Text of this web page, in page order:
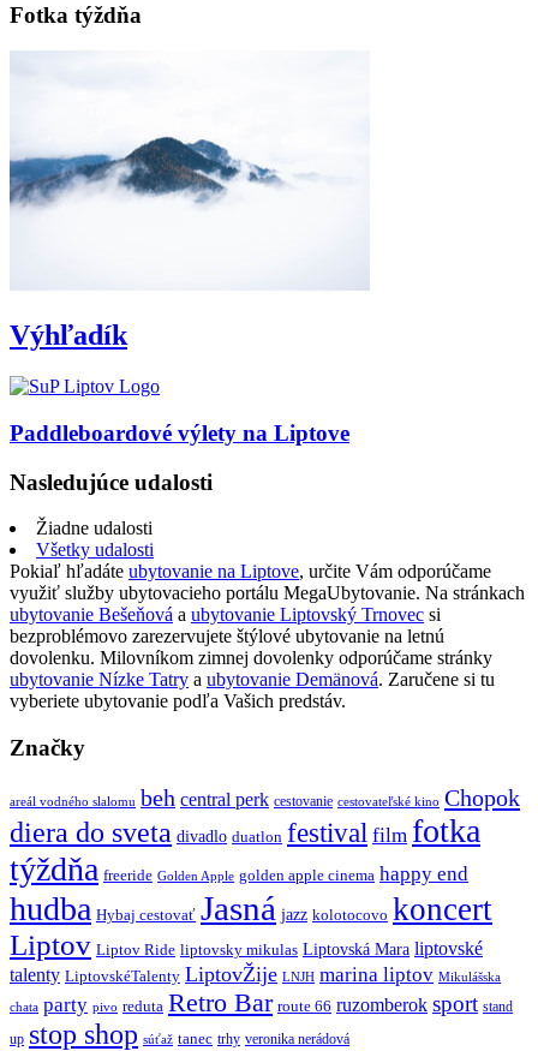
Fotka týždňa
Výhľadík
Paddleboardové výlety na Liptove
Nasledujúce udalosti
Žiadne udalosti
Všetky udalosti
Pokiaľ hľadáte ubytovanie na Liptove, určite Vám odporúčame
využiť služby ubytovacieho portálu MegaUbytovanie. Na stránkach
ubytovanie Bešeňová a ubytovanie Liptovský Trnovec si
bezproblémovo zarezervujete štýlové ubytovanie na letnú
dovolenku. Milovníkom zimnej dovolenky odporúčame stránky
ubytovanie Nízke Tatry a ubytovanie Demänová. Zaručene si tu
vyberiete ubytovanie podľa Vašich predstáv.
Značky
areál vodného slalomu beh central perk cestovanie cestovateľské kino Chopok
diera do sveta divadlo duatlon festival film fotka
týždňa freeride Golden Apple golden apple cinema happy end
hudba Hybaj cestovať Jasná jazz kolotocovo koncert
Liptov Liptov Ride liptovsky mikulas Liptovská Mara liptovské
talenty LiptovskéTalenty LiptovŽije LNJH marina liptov Mikulášska
chata party pivo reduta Retro Bar route 66 ruzomberok sport stand
up stop shop súťaž tanec trhy veronika nerádová